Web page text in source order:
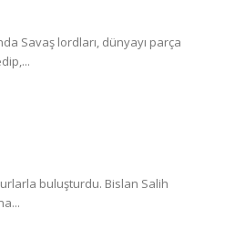
Savaş lordları, dünyayı parça
buluşturdu. Bislan Salih